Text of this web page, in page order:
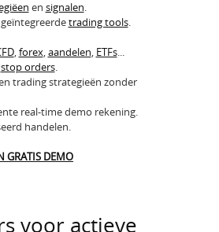
en signalen.
trading tools.
,forex,aandelen, ETFs...
stop orders.
trading strategieën zonder
real-time demo rekening.
handelen.
GRATIS DEMO
voor actieve